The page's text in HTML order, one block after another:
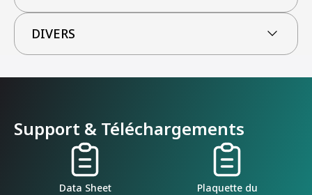
DIVERS
Support & Téléchargements
Data Sheet
Plaquette du